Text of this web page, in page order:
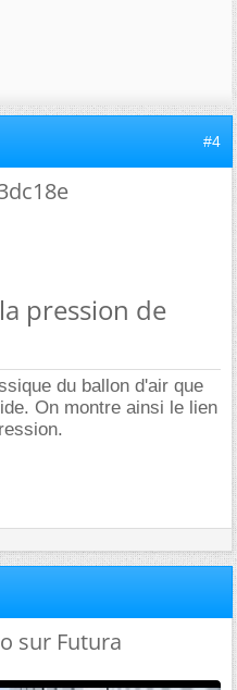
#4
pression de
du ballon d'air que
On montre ainsi le lien
sur Futura